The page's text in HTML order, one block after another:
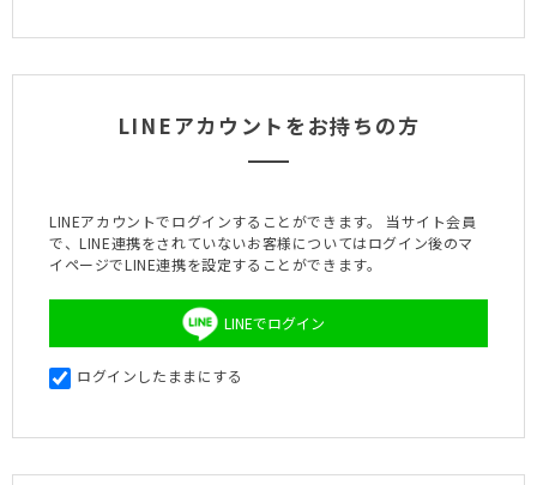
LINEアカウントをお持ちの方
LINEアカウントでログインすることができます。
当サイト会員
で、LINE連携をされていないお客様についてはログイン後のマ
イページでLINE連携を設定することができます。
LINEでログイン
ログインしたままにする